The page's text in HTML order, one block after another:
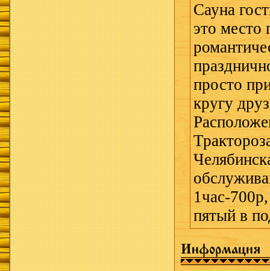
Сауна
это место
просто
кругу
1час-
пятый в
Информация